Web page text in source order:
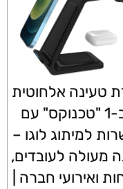
טעינה אלחוטית
3 ב-1 "טכנוקס" עם
למיתוג לוגו –
מעולה לעובדים,
ואירועי חברה |